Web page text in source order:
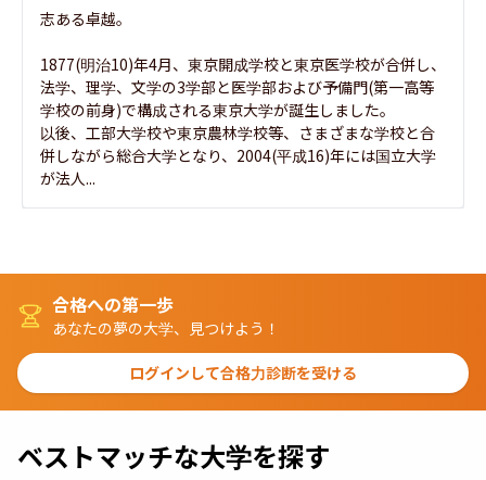
志ある卓越。
1877(明治10)年4月、東京開成学校と東京医学校が合併し、
法学、理学、文学の3学部と医学部および予備門(第一高等
学校の前身)で構成される東京大学が誕生しました。
以後、工部大学校や東京農林学校等、さまざまな学校と合
併しながら総合大学となり、2004(平成16)年には国立大学
が法人...
合格への第一歩
あなたの夢の大学、見つけよう！
ログインして合格力診断を受ける
ベストマッチな大学を探す